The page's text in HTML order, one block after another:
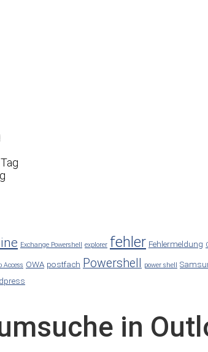
Exchange Powershell explorer fehler Fehlermeldung
Access OWA postfach Powershell power shell
in